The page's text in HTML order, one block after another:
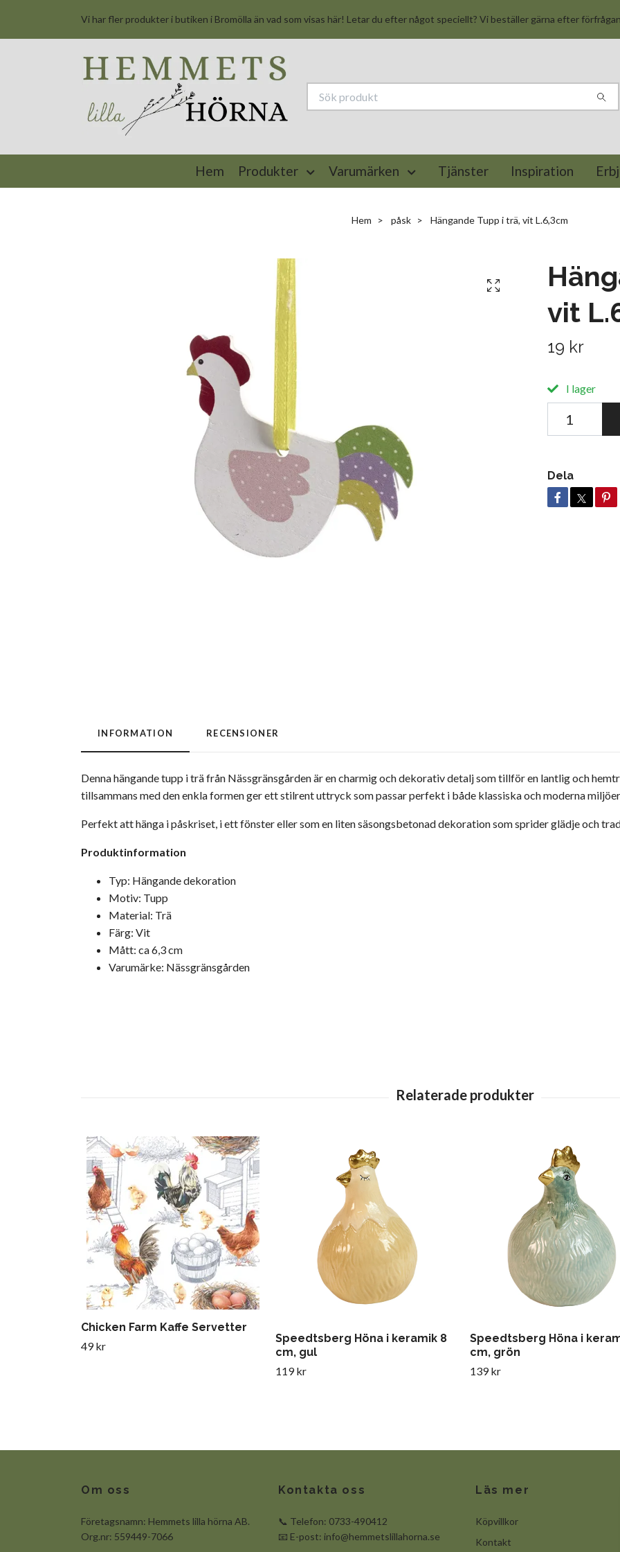
Vi har fler produkter i butiken i Bromölla än vad som visas här! Letar du efter något speciellt? Vi beställer gärna efter
Hem Produkter Varumärken Tjänster Inspiration
Hem påsk Hängande Tupp i trä, vit L.6,3cm
vit
19 kr
I lager
Dela
INFORMATION RECENSIONER
Denna hängande tupp i trä från Nässgränsgårdenär en charmig och dekorativ detalj som tillför en lantlig och
tillsammans med den enkla formen ger ett stilrent uttryck som passar perfekt i både klassiska och moderna
Perfekt att hänga i påskriset, i ett fönster eller som en liten säsongsbetonad dekoration som sprider glädje och
Produktinformation
Typ: Hängande dekoration
Motiv: Tupp
Material: Trä
Färg: Vit
Mått: ca 6,3 cm
Varumärke: Nässgränsgården
Chicken Farm Kaffe Servetter
49 kr
Speedtsberg Höna i keramik 8
cm, gul
119 kr
Speedtsberg Höna i
cm, grön
139 kr
Om oss
Företagsnamn: Hemmets lilla hörna AB.
Org.nr: 559449-7066
Kontakta oss
📞 Telefon: 0733-490412
📧 E-post: info@hemmetslillahorna.se
Läs mer
Köpvillkor
Kontakt